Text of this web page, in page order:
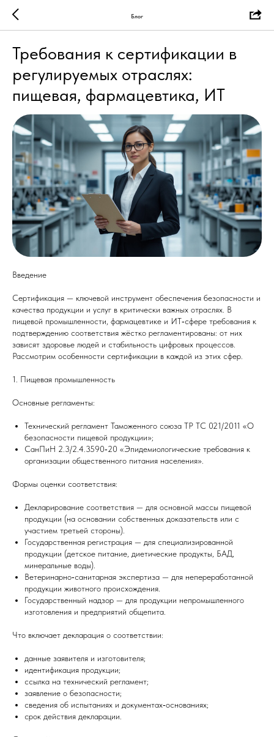
Блог
Требования к сертификации в
регулируемых отраслях:
пищевая, фармацевтика, ИТ
Введение
Сертификация — ключевой инструмент обеспечения безопасности и
качества продукции и услуг в критически важных отраслях. В
пищевой промышленности, фармацевтике и ИТ‑сфере требования к
подтверждению соответствия жёстко регламентированы: от них
зависят здоровье людей и стабильность цифровых процессов.
Рассмотрим особенности сертификации в каждой из этих сфер.
1. Пищевая промышленность
Основные регламенты:
Технический регламент Таможенного союза ТР ТС 021/2011 «О
безопасности пищевой продукции»;
СанПиН 2.3/2.4.3590‑20 «Эпидемиологические требования к
организации общественного питания населения».
Формы оценки соответствия:
Декларирование соответствия — для основной массы пищевой
продукции (на основании собственных доказательств или с
участием третьей стороны).
Государственная регистрация — для специализированной
продукции (детское питание, диетические продукты, БАД,
минеральные воды).
Ветеринарно‑санитарная экспертиза — для непереработанной
продукции животного происхождения.
Государственный надзор — для продукции непромышленного
изготовления и предприятий общепита.
Что включает декларация о соответствии:
данные заявителя и изготовителя;
идентификация продукции;
ссылка на технический регламент;
заявление о безопасности;
сведения об испытаниях и документах‑основаниях;
срок действия декларации.